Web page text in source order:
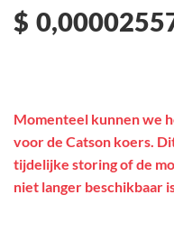
$
Momenteel kunnen we
voor de Catson koers.
tijdelijke storing of de
niet langer beschikbaar